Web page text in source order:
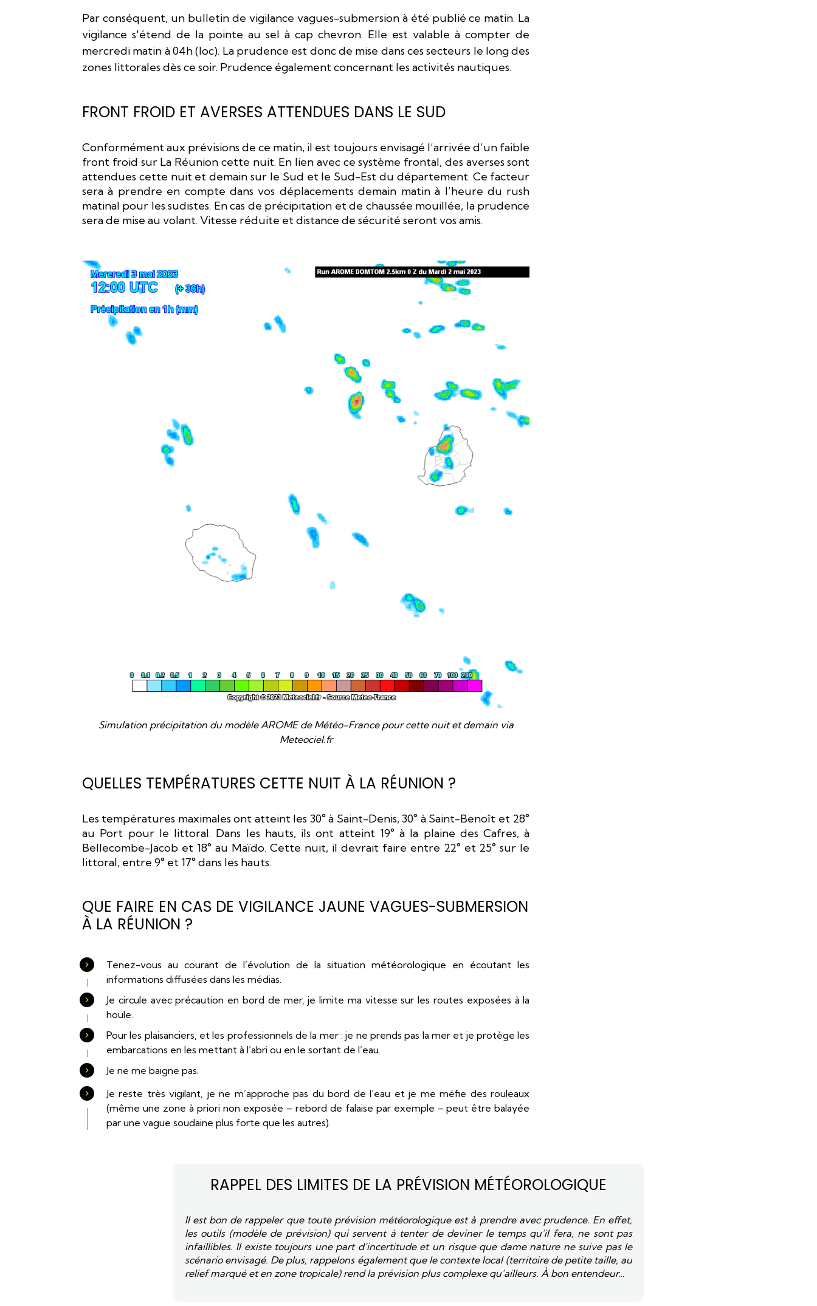
Par conséquent, un bulletin de vigilance vagues-submersion à été publié ce matin. La
vigilance s'étend de la pointe au sel à cap chevron. Elle est valable à compter de
mercredi matin à 04h (loc). La prudence est donc de mise dans ces secteurs le long des
zones littorales dès ce soir. Prudence également concernant les activités nautiques.
FRONT FROID ET AVERSES ATTENDUES DANS LE SUD
Conformément aux prévisions de ce matin, il est toujours envisagé l’arrivée d’un faible
front froid sur La Réunion cette nuit. En lien avec ce système frontal, des averses sont
attendues cette nuit et demain sur le Sud et le Sud-Est du département. Ce facteur
sera à prendre en compte dans vos déplacements demain matin à l’heure du rush
matinal pour les sudistes. En cas de précipitation et de chaussée mouillée, la prudence
sera de mise au volant. Vitesse réduite et distance de sécurité seront vos amis.
Simulation précipitation du modèle AROME de Météo-France pour cette nuit et demain via
Meteociel.fr
QUELLES TEMPÉRATURES CETTE NUIT À LA RÉUNION ?
Les températures maximales ont atteint les 30° à Saint-Denis, 30° à Saint-Benoît et 28°
au Port pour le littoral. Dans les hauts, ils ont atteint 19° à la plaine des Cafres, à
Bellecombe-Jacob et 18° au Maïdo. Cette nuit, il devrait faire entre 22° et 25° sur le
littoral, entre 9° et 17° dans les hauts.
QUE FAIRE EN CAS DE VIGILANCE JAUNE VAGUES-SUBMERSION
À LA RÉUNION ?
Tenez-vous au courant de l’évolution de la situation météorologique en écoutant les
informations diffusées dans les médias.
Je circule avec précaution en bord de mer, je limite ma vitesse sur les routes exposées à la
houle.
Pour les plaisanciers, et les professionnels de la mer : je ne prends pas la mer et je protège les
embarcations en les mettant à l’abri ou en le sortant de l’eau.
Je ne me baigne pas.
Je reste très vigilant, je ne m’approche pas du bord de l’eau et je me méfie des rouleaux
(même une zone à priori non exposée – rebord de falaise par exemple – peut être balayée
par une vague soudaine plus forte que les autres).
RAPPEL DES LIMITES DE LA PRÉVISION MÉTÉOROLOGIQUE
Il est bon de rappeler que toute prévision météorologique est à prendre avec prudence. En effet,
les outils (modèle de prévision) qui servent à tenter de deviner le temps qu’il fera, ne sont pas
infaillibles. Il existe toujours une part d’incertitude et un risque que dame nature ne suive pas le
scénario envisagé. De plus, rappelons également que le contexte local (territoire de petite taille, au
relief marqué et en zone tropicale) rend la prévision plus complexe qu’ailleurs. À bon entendeur…